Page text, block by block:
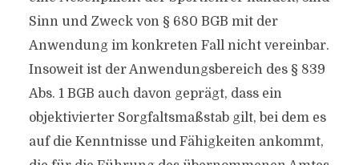
Sinn und Zweck von § 680 BGB mit der
Anwendung im konkreten Fall nicht vereinbar.
Insoweit ist der Anwendungsbereich des § 839
Abs. 1 BGB auch davon geprägt, dass ein
objektivierter Sorgfaltsmaßstab gilt, bei dem es
auf die Kenntnisse und Fähigkeiten ankommt,